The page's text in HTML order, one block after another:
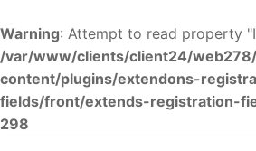
Warning: Attempt to read property
/var/www/clients/client24/
content/plugins/extendons-
fields/front/extends-registration-
298